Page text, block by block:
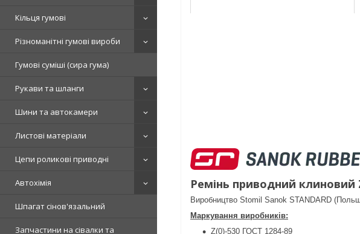
Кільця гумові
Різноманітні гумові вироби
Гумові суміші (сира гума)
Рукави та шланги
Шини та автокамери
Листові матеріали
Цепи роликові приводні
Автохімія
Шпагат сінов'язальний
Запчастини на сівалки та
Ремінь приводний клиновий
Виробництво Stomil Sanok STANDARD
Маркування виробників:
Z(0)-530 ГОСТ 1284-89